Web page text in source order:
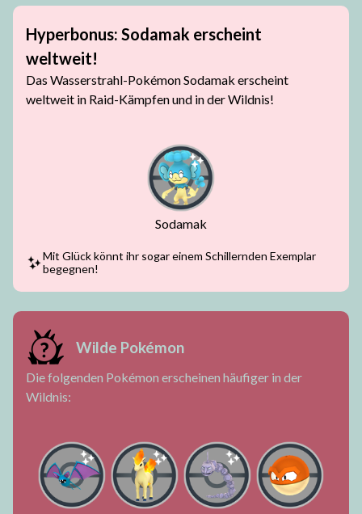
Hyperbonus: Sodamak erscheint
weltweit!
Das Wasserstrahl-Pokémon Sodamak erscheint
weltweit in Raid-Kämpfen und in der Wildnis!
Sodamak
Mit Glück könnt ihr sogar einem Schillernden Exemplar
begegnen!
Wilde Pokémon
Die folgenden Pokémon erscheinen häufiger in der
Wildnis: